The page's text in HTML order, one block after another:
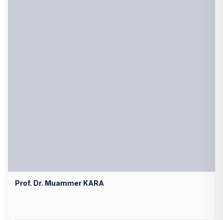
Prof. Dr. Muammer KARA